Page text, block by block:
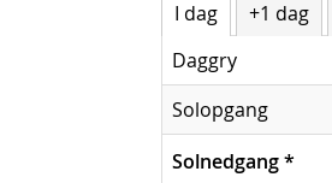
I dag +1 dag
Daggry
Solopgang
Solnedgang*